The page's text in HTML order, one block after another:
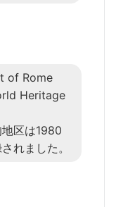
of Rome
Heritage
区は1980
れました。